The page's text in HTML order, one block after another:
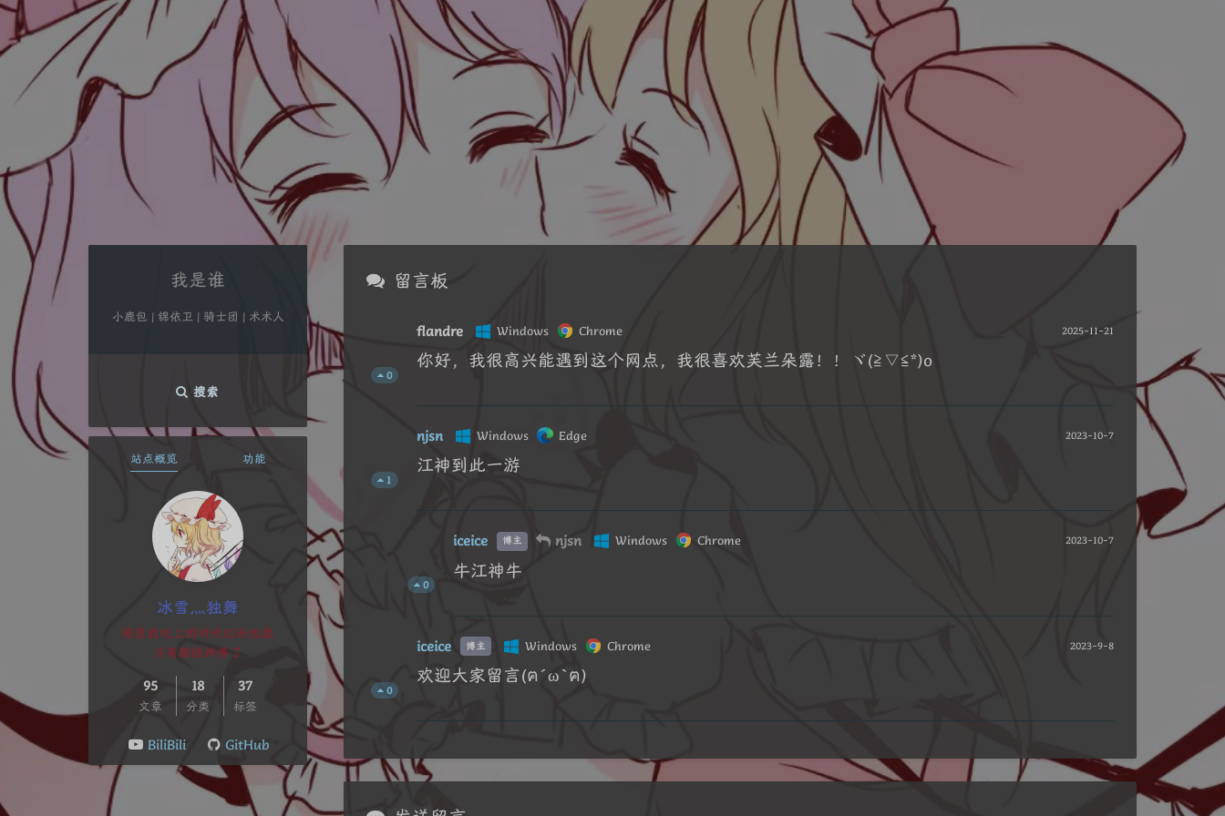
我是谁
小鹿包 | 锦依卫 | 骑士团 | 术术人
搜索
站点概览 功能
冰雪灬独舞
感觉我吃上的时代红利也就
只有膨胀神券了
95
文章
18
分类
37
标签
BiliBili GitHub
0
flandre Windows Chrome 2025-11-21
你好，我很高兴能遇到这个网点，我很喜欢芙兰朵露！！ヾ(≧▽≦*)o
1
njsn Windows Edge 2023-10-7
江神到此一游
0
iceice 博主 njsn Windows Chrome 2023-10-7
牛江神牛
0
iceice 博主 Windows Chrome 2023-9-8
欢迎大家留言(ฅ´ω`ฅ)